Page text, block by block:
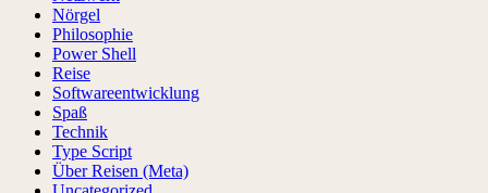
Nörgel
Philosophie
Power Shell
Reise
Softwareentwicklung
Spaß
Technik
Type Script
Über Reisen (Meta)